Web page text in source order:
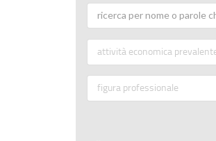
attività economica
figura professionale